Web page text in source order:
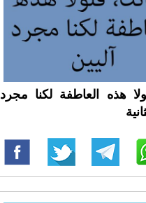
هذه العاطفة لكنا مجرد